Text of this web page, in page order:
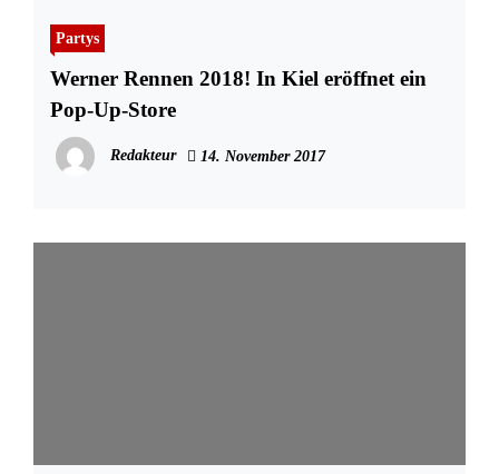
Partys
Werner Rennen 2018! In Kiel eröffnet ein
Pop-Up-Store
Redakteur 14. November 2017